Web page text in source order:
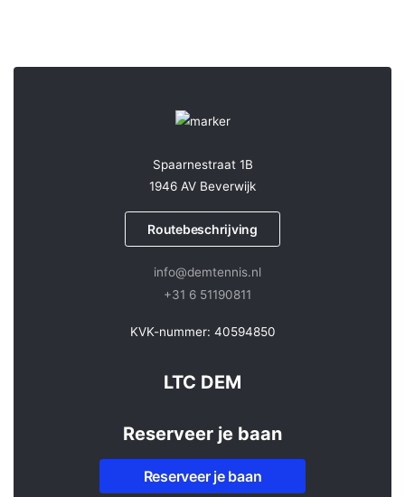
Spaarnestraat 1B
1946 AV Beverwijk
Routebeschrijving
info@demtennis.nl
+31 6 51190811
KVK-nummer: 40594850
LTC DEM
Reserveer je baan
Reserveer je baan